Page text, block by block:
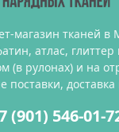
магазин тканей в
атлас,
(в рулонах) и на
поставки,
(901) 546-01-